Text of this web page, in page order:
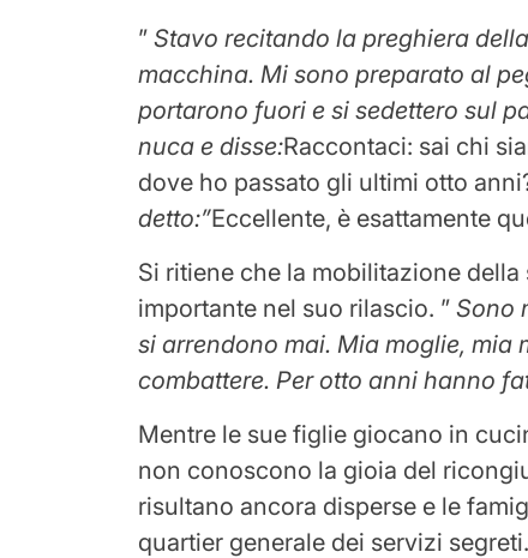
”Stavo recitando la preghiera
macchina. Mi sono preparato al
portarono fuori e si sedettero sul
nuca e disse:Raccontaci: sai chi
dove ho passato gli ultimi otto
detto:”Eccellente, è esattamente
Si ritiene che la mobilitazione
importante nel suo rilascio. ”Sono
si arrendono mai. Mia moglie,
combattere. Per otto anni hanno
Mentre le sue figlie giocano in
non conoscono la gioia del
risultano ancora disperse e le
quartier generale dei servizi segreti.